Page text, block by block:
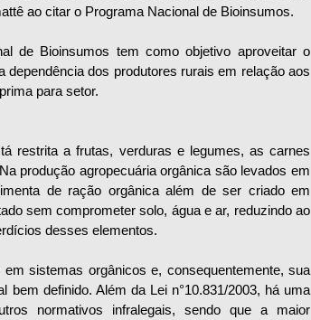
ao citar o Programa Nacional de Bioinsumos.
de Bioinsumos tem como objetivo aproveitar o
dependência dos produtores rurais em relação aos
para setor.
restrita a frutas, verduras e legumes, as carnes
produção agropecuária orgânica são levados em
de ração orgânica além de ser criado em
sem comprometer solo, água e ar, reduzindo ao
desses elementos.
sistemas orgânicos e, consequentemente, sua
definido. Além da Lei n°10.831/2003, há uma
normativos infralegais, sendo que a maior